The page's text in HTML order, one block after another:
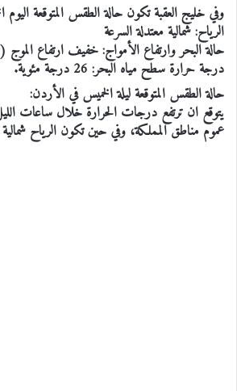
وفي خليج العقبة تكون حالة الطقس المتوقعة اليوم
الرياح: شمالية معتدلة السرعة
حالة البحر وارتفاع الأمواج: خفيف ارتفاع الموج (10-30 سم)
درجة حرارة سطح مياه البحر: 26 درجة مئوية.
حالة الطقس المتوقعة ليلة الخميس في الأردن:
يتوقع ان ترتفع درجات الحرارة خلال ساعات
عموم مناطق المملكة، وفي حين تكون الرياح